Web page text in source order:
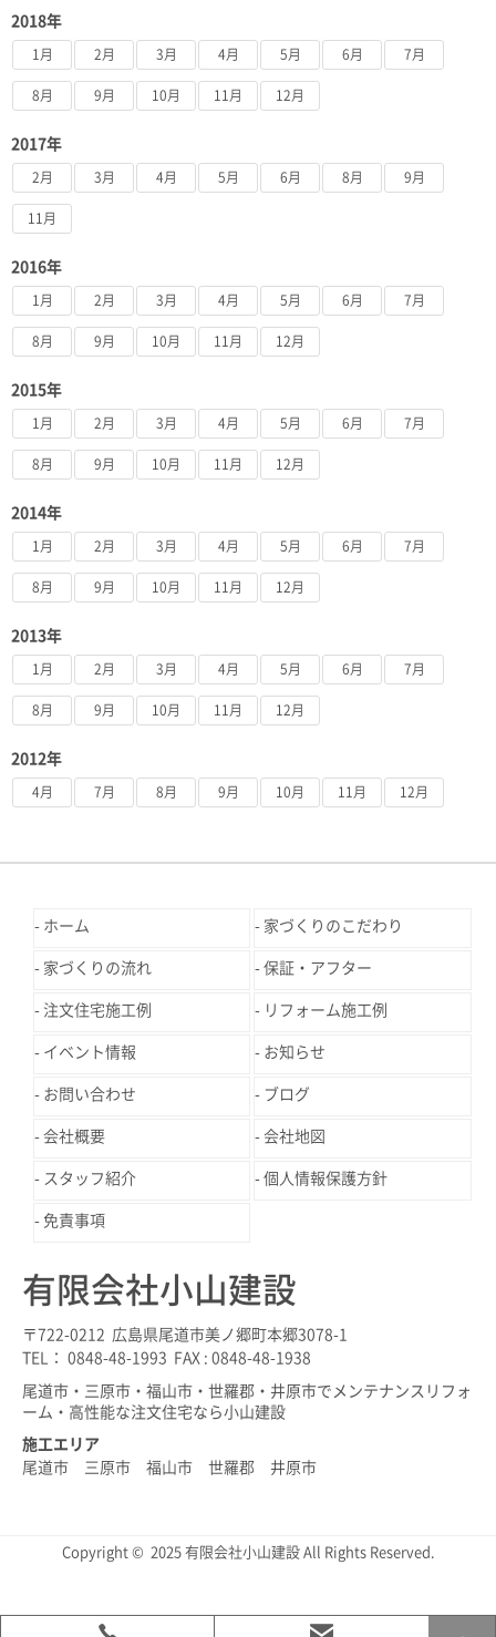
2018年
1月 2月 3月 4月 5月 6月 7月
8月 9月 10月 11月 12月
2017年
2月 3月 4月 5月 6月 8月 9月
11月
2016年
1月 2月 3月 4月 5月 6月 7月
8月 9月 10月 11月 12月
2015年
1月 2月 3月 4月 5月 6月 7月
8月 9月 10月 11月 12月
2014年
1月 2月 3月 4月 5月 6月 7月
8月 9月 10月 11月 12月
2013年
1月 2月 3月 4月 5月 6月 7月
8月 9月 10月 11月 12月
2012年
4月 7月 8月 9月 10月 11月 12月
ホーム 家づくりのこだわり
家づくりの流れ 保証・アフター
注文住宅施工例 リフォーム施工例
イベント情報 お知らせ
お問い合わせ ブログ
会社概要 会社地図
スタッフ紹介 個人情報保護方針
免責事項
有限会社小山建設
〒722-0212 広島県尾道市美ノ郷町本郷3078-1
TEL： 0848-48-1993 FAX : 0848-48-1938
尾道市・三原市・福山市・世羅郡・井原市でメンテナンスリフォ
ーム・高性能な注文住宅なら小山建設
施工エリア
尾道市 三原市 福山市 世羅郡 井原市
Copyright © 2025 有限会社小山建設 All Rights Reserved.